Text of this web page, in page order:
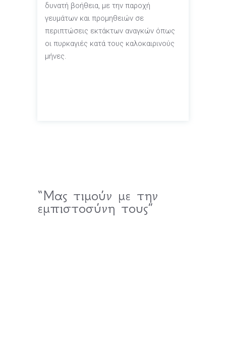
δυνατή βοήθεια, με την παροχή
γευμάτων και προμηθειών σε
περιπτώσεις εκτάκτων αναγκών όπως
οι πυρκαγιές κατά τους καλοκαιρινούς
μήνες.
“Μας τιμούν με την
εμπιστοσύνη τους”